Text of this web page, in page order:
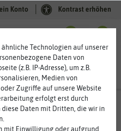
Konto Kontrast erhöhen
Technologien auf unserer
Daten von
(z.B. IP-Adresse), um z.B.
Medien von
Zugriffe auf unsere Website
erfolgt erst durch
Daten mit Dritten, die wir in
mit Einwilligung oder aufgrund